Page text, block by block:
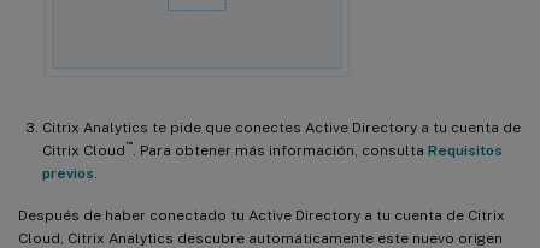
Citrix Analytics te pide que conectes Active Directory a tu cuenta de
Citrix Cloud ™ . Para obtener más información, consulta Requisitos
previos
Después de haber conectado tu Active Directory a tu cuenta de Citrix
Cloud, Citrix Analytics descubre automáticamente este nuevo origen